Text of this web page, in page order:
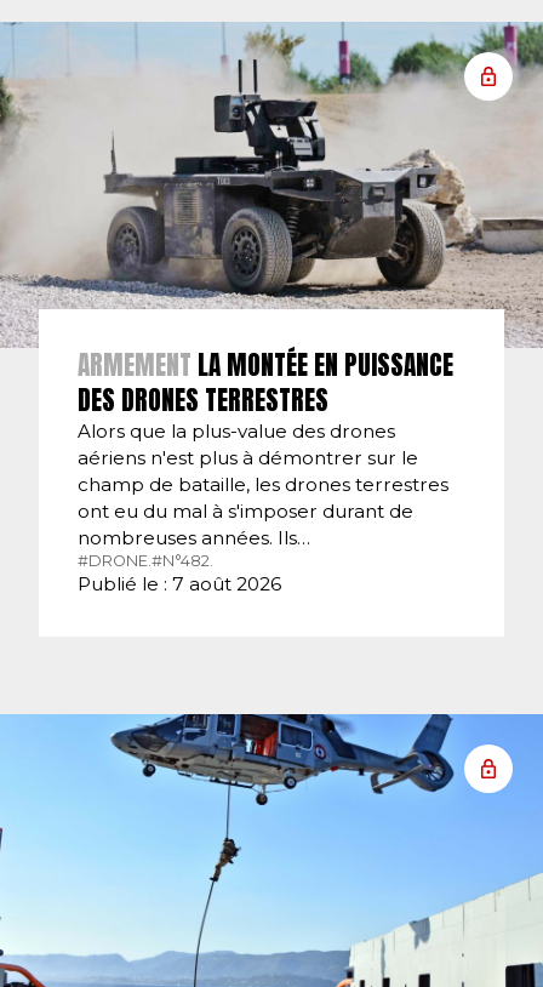
ARMEMENT LA MONTÉE EN PUISSANCE
DES DRONES TERRESTRES
Alors que la plus-value des drones
aériens n'est plus à démontrer sur le
champ de bataille, les drones terrestres
ont eu du mal à s'imposer durant de
nombreuses années. Ils…
#DRONE. #N°482.
Publié le : 7 août 2026